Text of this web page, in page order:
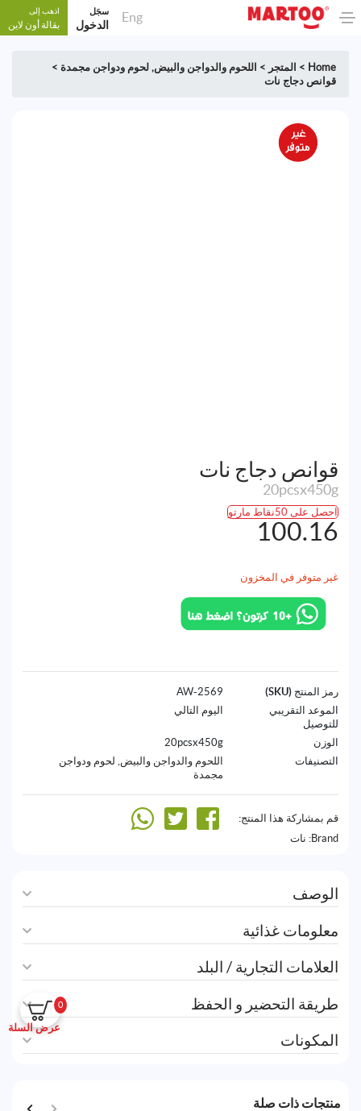
Eng سجَل
الدخول
اذهب إلى
بقالة أون لاين
0
عرض السلة
Home
> المتجر > اللحوم والدواجن والبيض, لحوم ودواجن مجمدة >
قوانص دجاج نات
قوانص دجاج نات
20pcsx450g
احصل على 50نقاط مارتو
100.16
غير متوفر في المخزون
رمز المنتج (SKU)
2569-AW
الموعد التقريبي
للتوصيل
اليوم التالي
الوزن
20pcsx450g
التصنيفات
اللحوم والدواجن والبيض, لحوم ودواجن
مجمدة
قم بمشاركة هذا المنتج:
Brand: نات
الوصف
معلومات غذائية
العلامات التجارية / البلد
طريقة التحضير و الحفظ
المكونات
منتجات ذات صلة